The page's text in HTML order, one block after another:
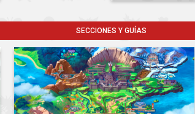
SECCIONES Y GUÍAS